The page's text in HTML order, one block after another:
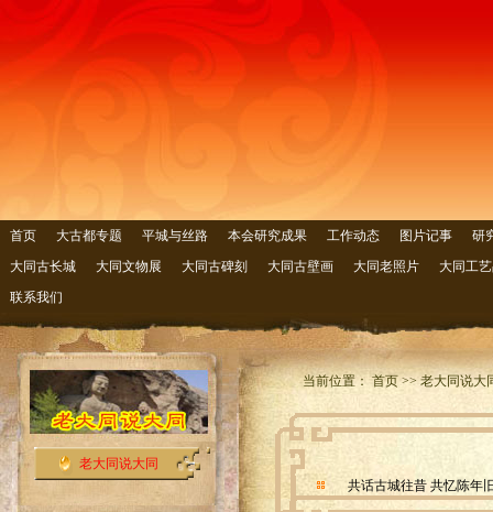
首页 大古都专题 平城与丝路 本会研究成果 工作动态 图片记事
研
大同古长城
大同文物展 大同古碑刻 大同古壁画 大同老照片
大同工
联系我们
老大同说大同
当前位置： 首页 >> 老大同说大
共话古城往昔 共忆陈